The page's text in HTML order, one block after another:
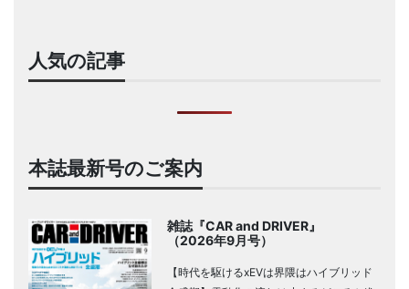
人気の記事
本誌最新号のご案内
雑誌『CAR and DRIVER』
（2026年9月号）
【時代を駆けるxEVは界隈はハイブリッド